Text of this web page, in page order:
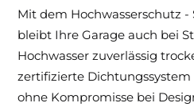
Mit dem Hochwasserschutz
bleibt Ihre Garage auch bei
Hochwasser zuverlässig
zertifizierte
ohne Kompromisse bei